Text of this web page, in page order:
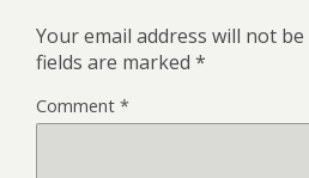
Your email address will not
fields are marked *
Comment *